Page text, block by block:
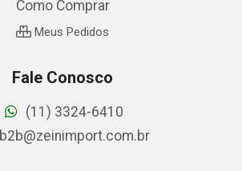
Como Comprar
Meus Pedidos
Fale Conosco
(11) 3324-6410
b2b@zeinimport.com.br